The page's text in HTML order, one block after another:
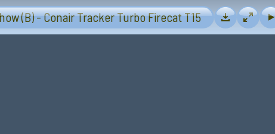
(B) 13 en 14 september 2025
(B) - Conair Tracker Turbo Firecat T15